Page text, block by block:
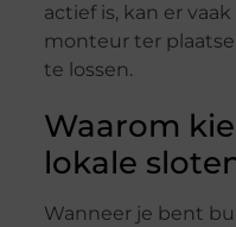
actief is, kan er
monteur ter
te lossen.
Waarom
lokale
Wanneer je bent